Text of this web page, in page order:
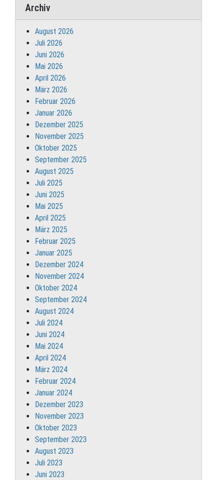
Archiv
August 2026
Juli 2026
Juni 2026
Mai 2026
April 2026
März 2026
Februar 2026
Januar 2026
Dezember 2025
November 2025
Oktober 2025
September 2025
August 2025
Juli 2025
Juni 2025
Mai 2025
April 2025
März 2025
Februar 2025
Januar 2025
Dezember 2024
November 2024
Oktober 2024
September 2024
August 2024
Juli 2024
Juni 2024
Mai 2024
April 2024
März 2024
Februar 2024
Januar 2024
Dezember 2023
November 2023
Oktober 2023
September 2023
August 2023
Juli 2023
Juni 2023